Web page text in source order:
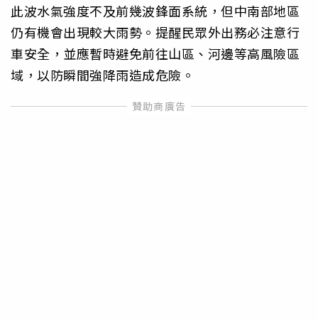
此波水氣強度不及前幾波鋒面系統，但中南部地區
仍有機會出現較大雨勢。提醒民眾外出務必注意行
車安全，並應暫時避免前往山區、河邊等高風險區
域，以防瞬間強降雨造成危險。